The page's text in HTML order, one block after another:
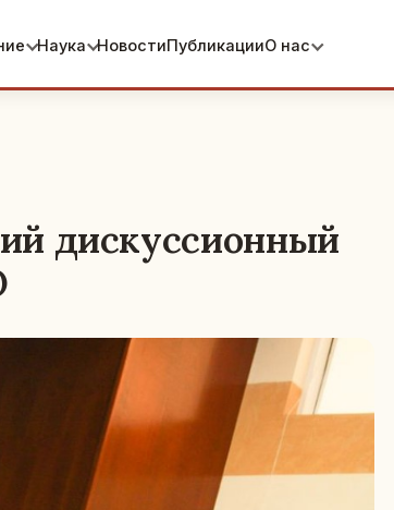
Наука НовостиПубликацииО нас
дискуссионный